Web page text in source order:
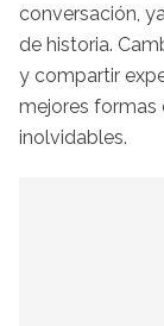
conversación,
de historia.
y compartir
mejores formas
inolvidables.